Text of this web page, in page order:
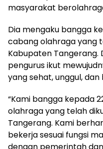
masyarakat
Dia mengaku bangga
cabang olahraga yang
Kabupaten Tangerang.
pengurus ikut
yang sehat, unggul,
“Kami bangga kepada
olahraga yang telah
Tangerang. Kami
bekerja sesuai fungsi